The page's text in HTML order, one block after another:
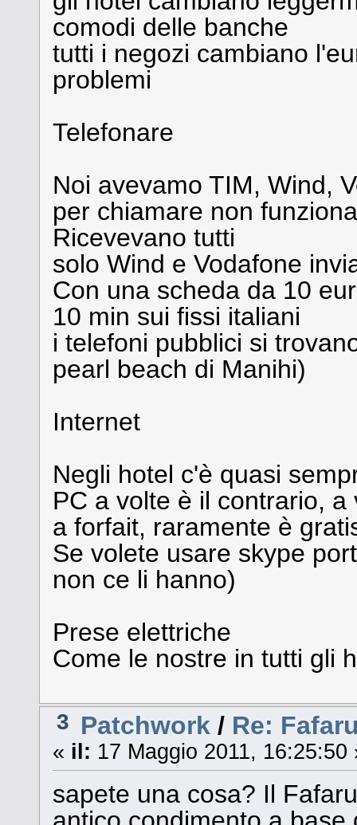
comodi delle banche
tutti i negozi cambiano
problemi
Telefonare
Noi avevamo TIM, Wind,
per chiamare non
Ricevevano tutti
solo Wind e Vodafone
Con una scheda da 10
10 min sui fissi italiani
i telefoni pubblici si
pearl beach di Manihi)
Internet
Negli hotel c'è quasi
PC a volte è il contrario,
a forfait, raramente è
Se volete usare skype
non ce li hanno)
Prese elettriche
Come le nostre in tutti gli
3 Patchwork / Re:
« il: 17 Maggio 2011, 16:25:50
sapete una cosa? Il